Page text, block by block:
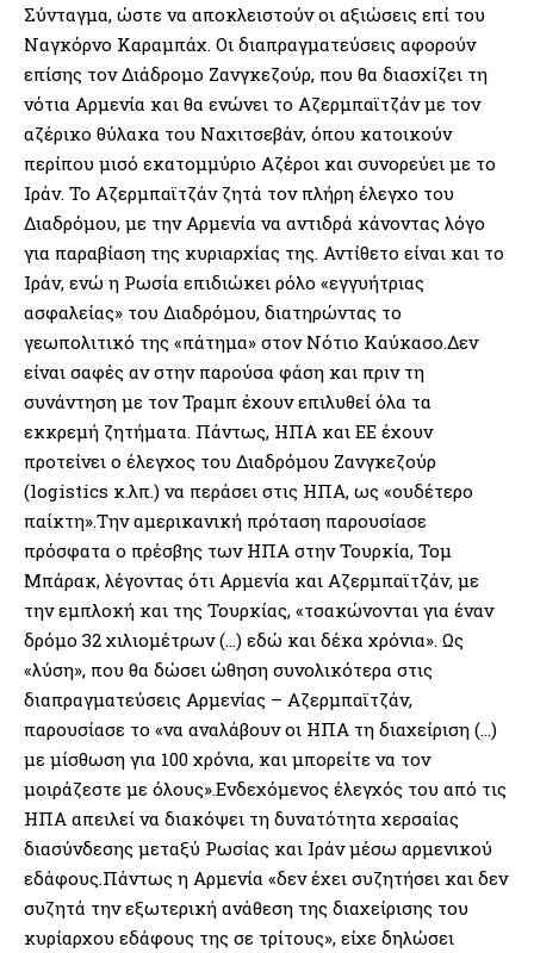
Σύνταγμα, ώστε να αποκλειστούν οι αξιώσεις επί του
Ναγκόρνο Καραμπάχ. Οι διαπραγματεύσεις αφορούν
επίσης τον Διάδρομο Ζανγκεζούρ, που θα διασχίζει τη
νότια Αρμενία και θα ενώνει το Αζερμπαϊτζάν με τον
αζέρικο θύλακα του Ναχιτσεβάν, όπου κατοικούν
περίπου μισό εκατομμύριο Αζέροι και συνορεύει με το
Ιράν. Το Αζερμπαϊτζάν ζητά τον πλήρη έλεγχο του
Διαδρόμου, με την Αρμενία να αντιδρά κάνοντας λόγο
για παραβίαση της κυριαρχίας της. Αντίθετο είναι και το
Ιράν, ενώ η Ρωσία επιδιώκει ρόλο «εγγυήτριας
ασφαλείας» του Διαδρόμου, διατηρώντας το
γεωπολιτικό της «πάτημα» στον Νότιο Καύκασο.Δεν
είναι σαφές αν στην παρούσα φάση και πριν τη
συνάντηση με τον Τραμπ έχουν επιλυθεί όλα τα
εκκρεμή ζητήματα. Πάντως, ΗΠΑ και ΕΕ έχουν
προτείνει ο έλεγχος του Διαδρόμου Ζανγκεζούρ
(logistics κ.λπ.) να περάσει στις ΗΠΑ, ως «ουδέτερο
παίκτη».Την αμερικανική πρόταση παρουσίασε
πρόσφατα ο πρέσβης των ΗΠΑ στην Τουρκία, Τομ
Μπάρακ, λέγοντας ότι Αρμενία και Αζερμπαϊτζάν, με
την εμπλοκή και της Τουρκίας, «τσακώνονται για έναν
δρόμο 32 χιλιομέτρων (…) εδώ και δέκα χρόνια». Ως
«λύση», που θα δώσει ώθηση συνολικότερα στις
διαπραγματεύσεις Αρμενίας – Αζερμπαϊτζάν,
παρουσίασε το «να αναλάβουν οι ΗΠΑ τη διαχείριση (…)
με μίσθωση για 100 χρόνια, και μπορείτε να τον
μοιράζεστε με όλους».Ενδεχόμενος έλεγχός του από τις
ΗΠΑ απειλεί να διακόψει τη δυνατότητα χερσαίας
διασύνδεσης μεταξύ Ρωσίας και Ιράν μέσω αρμενικού
εδάφους.Πάντως η Αρμενία «δεν έχει συζητήσει και δεν
συζητά την εξωτερική ανάθεση της διαχείρισης του
κυρίαρχου εδάφους της σε τρίτους», είχε δηλώσει